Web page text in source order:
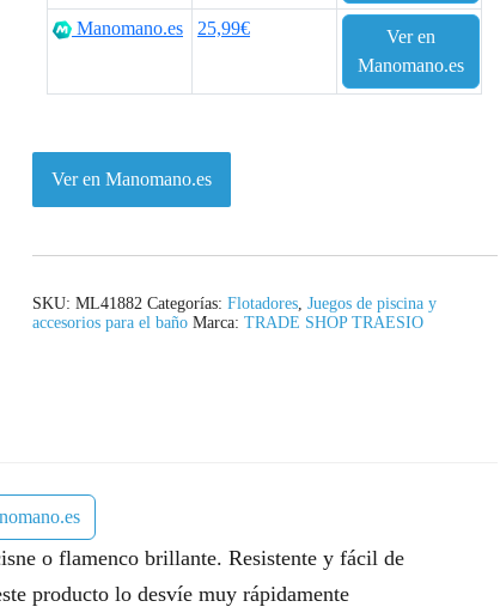
i
r
i
g
i
a
i
c
t
u
a
7
Manomano.es 25,99€
Ver en
Manomano.es
Ver en Manomano.es
SKU: ML41882 Categorías: Flotadores, Juegos de piscina y
accesorios para el baño Marca: TRADE SHOP TRAESIO
o flamenco brillante. Resistente y fácil de
producto lo desvíe muy rápidamente